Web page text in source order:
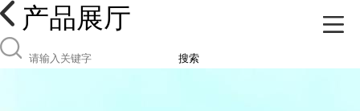
产品展厅
搜索